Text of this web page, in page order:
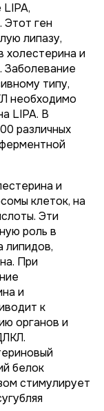
ген
липазу,
холестерина и
Заболевание
типу,
необходимо
LIPA. В
различных
и
клеток, на
Эти
роль в
липидов,
При
и
к
органов и
белок
стимулирует